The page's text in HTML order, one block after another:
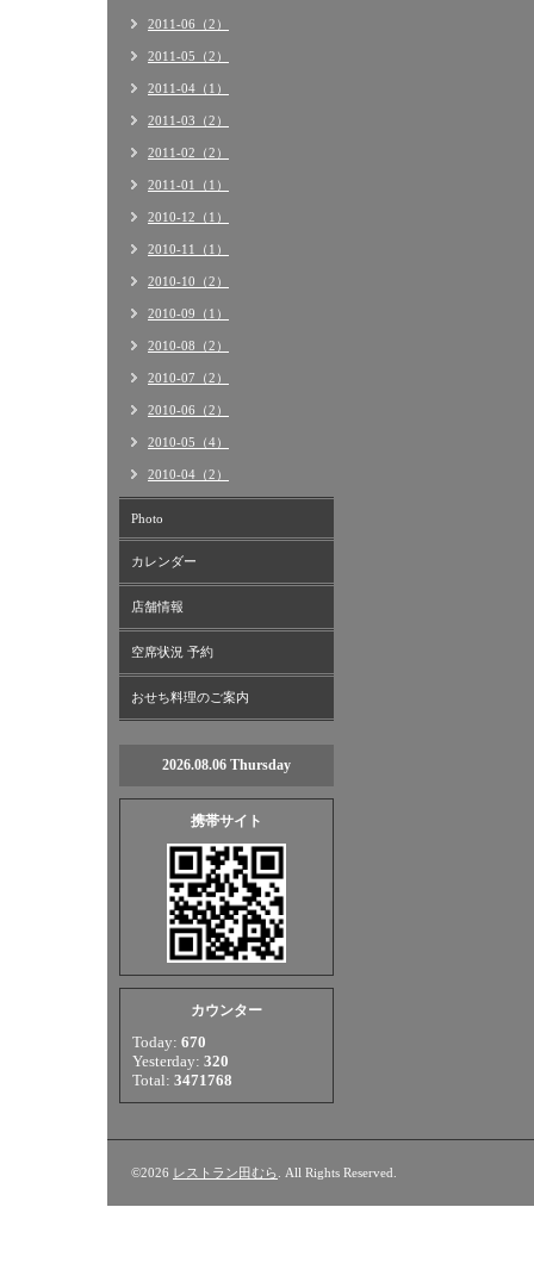
2011-06（2）
2011-05（2）
2011-04（1）
2011-03（2）
2011-02（2）
2011-01（1）
2010-12（1）
2010-11（1）
2010-10（2）
2010-09（1）
2010-08（2）
2010-07（2）
2010-06（2）
2010-05（4）
2010-04（2）
Photo
カレンダー
店舗情報
空席状況 予約
おせち料理のご案内
2026.08.06 Thursday
携帯サイト
カウンター
Today: 670
Yesterday: 320
Total: 3471768
©2026 レストラン田むら . All Rights Reserved.